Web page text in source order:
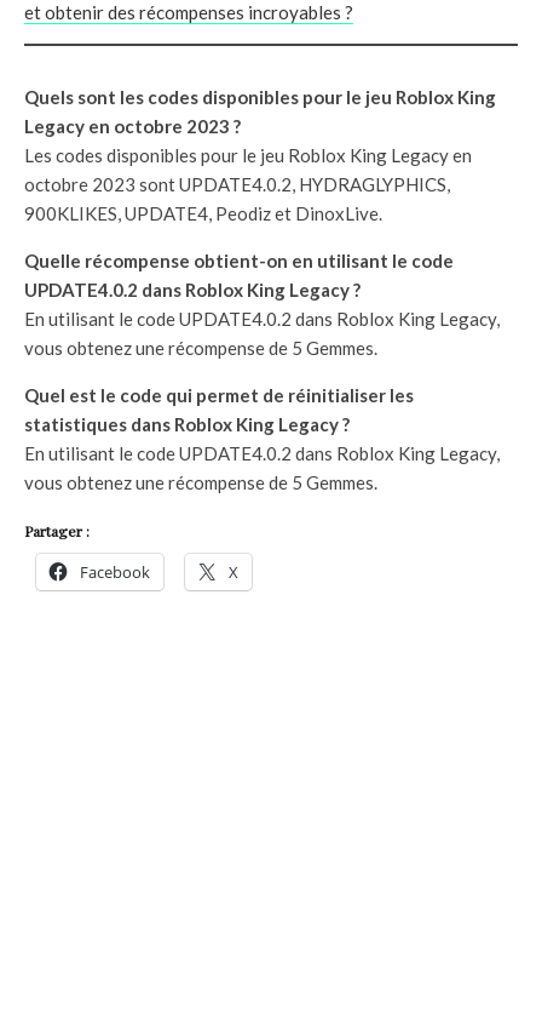
et obtenir des récompenses incroyables ?
Quels sont les codes disponibles pour le jeu Roblox King
Legacy en octobre 2023 ?
Les codes disponibles pour le jeu Roblox King Legacy en
octobre 2023 sont UPDATE4.0.2, HYDRAGLYPHICS,
900KLIKES, UPDATE4, Peodiz et DinoxLive.
Quelle récompense obtient-on en utilisant le code
UPDATE4.0.2 dans Roblox King Legacy ?
En utilisant le code UPDATE4.0.2 dans Roblox King Legacy,
vous obtenez une récompense de 5 Gemmes.
Quel est le code qui permet de réinitialiser les
statistiques dans Roblox King Legacy ?
En utilisant le code UPDATE4.0.2 dans Roblox King Legacy,
vous obtenez une récompense de 5 Gemmes.
Partager :
Facebook X